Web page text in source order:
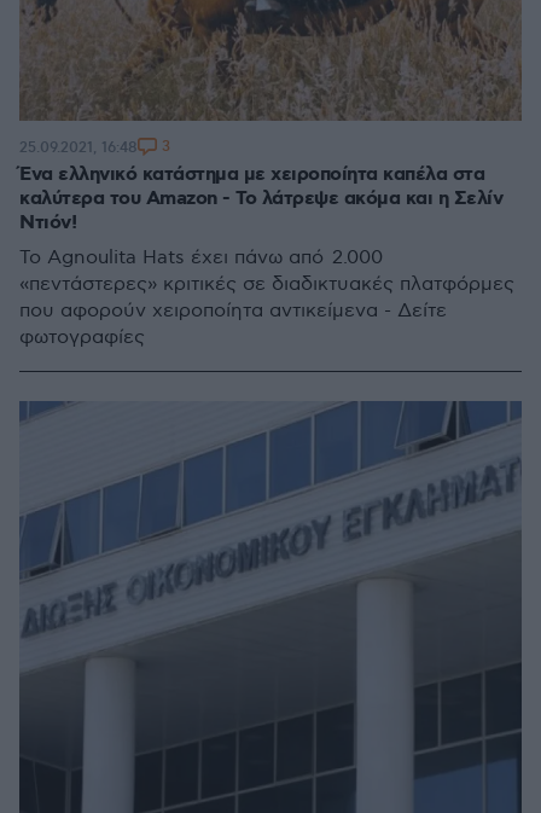
Ένα ελληνικό κατάστημα με χειροποίητα καπέλα στα
καλύτερα του Amazon - Το λάτρεψε ακόμα και η Σελίν
Ντιόν!
Το Agnoulita Hats έχει πάνω από 2.000
«πεντάστερες» κριτικές σε διαδικτυακές πλατφόρμες
που αφορούν χειροποίητα αντικείμενα - Δείτε
φωτογραφίες
25.09.2021, 16:48 3